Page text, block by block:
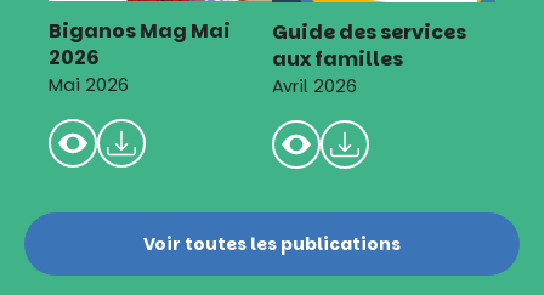
Biganos Mag Mai
2026
Mai 2026
Guide des services
aux familles
Avril 2026
Voir toutes les publications